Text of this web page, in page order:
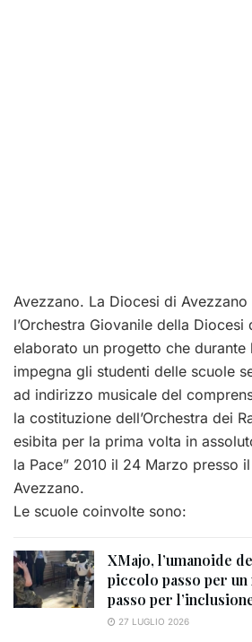
Avezzano. La Diocesi di Avezzano
l’Orchestra Giovanile della Diocesi
elaborato un progetto che durante
impegna gli studenti delle scuole
ad indirizzo musicale del
la costituzione dell’Orchestra dei
esibita per la prima volta in
la Pace” 2010 il 24 Marzo presso
Avezzano.
Le scuole coinvolte sono:
XMajo, l’umanoide
piccolo passo per
passo per
27 LUGLIO 2026